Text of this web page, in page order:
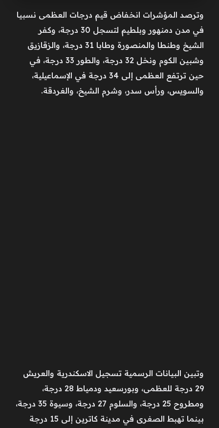
وترصد المؤشرات انخفاض قيم درجات العظمى نسبيا
في مدن دمنهور وبلطيم لتسجل 30 درجة، وكفر
الشيخ وطنطا والمنصورة وطابا 31 درجة، والزقازيق
وشبين الكوم ونخل 32 درجة، والطور 33 درجة، في
حين ترتفع العظمى إلى 34 درجة في الإسماعيلية،
والسويس، ورأس سدر، وشرم الشيخ، والغردقة.
وتبين البيانات الرسمية تسجيل الاسكندرية والعريش
29 درجة للعظمى، وبورسعيد ودمياط 28 درجة،
ومطروح 25 درجة، والسلوم 27 درجة، وسيوة 35 درجة،
بينما تهبط الصغرى في مدينة كاترين إلى 15 درجة